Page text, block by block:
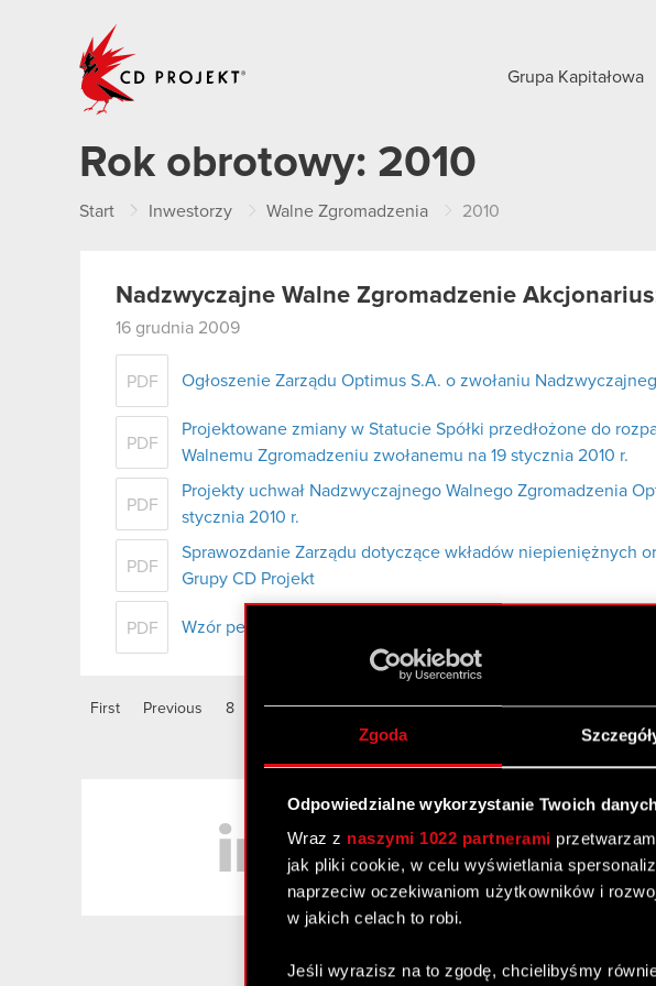
Zgoda
Odpowiedzialne wykorzystanie Twoich
Wraz z naszymi 1022 partnerami
jak pliki cookie, w celu wyświetlania
naprzeciw oczekiwaniom użytkowników i
w jakich celach to robi.
Jeśli wyrazisz na to zgodę, chcielibyśmy
Grupa Kapitałowa
Rok obrotowy: 2010
Start Inwestorzy Walne Zgromadzenia 2010
Nadzwyczajne Walne Zgromadzenie
16 grudnia 2009
PDF Ogłoszenie Zarządu Optimus S.A. o zwołaniu
PDF
Projektowane zmiany w Statucie Spółki przedłożone do
Walnemu Zgromadzeniu zwołanemu na 19 stycznia 2010 r.
PDF
Projekty uchwał Nadzwyczajnego Walnego Zgromadzenia
stycznia 2010 r.
PDF
Sprawozdanie Zarządu dotyczące wkładów niepieniężnych
Grupy CD Projekt
PDF Wzór pełnomocnictwa i instrukcja wykonywania prawa głosu
First Previous 8 9 10 11 12 13 14
LinkedIn